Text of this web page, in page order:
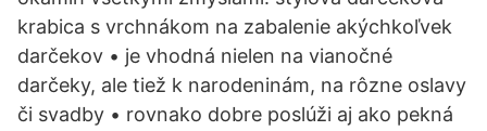
krabica s vrchnákom na zabalenie akýchkoľvek
darčekov • je vhodná nielen na vianočné
darčeky, ale tiež k narodeninám, na rôzne oslavy
či svadby • rovnako dobre poslúži aj ako pekná